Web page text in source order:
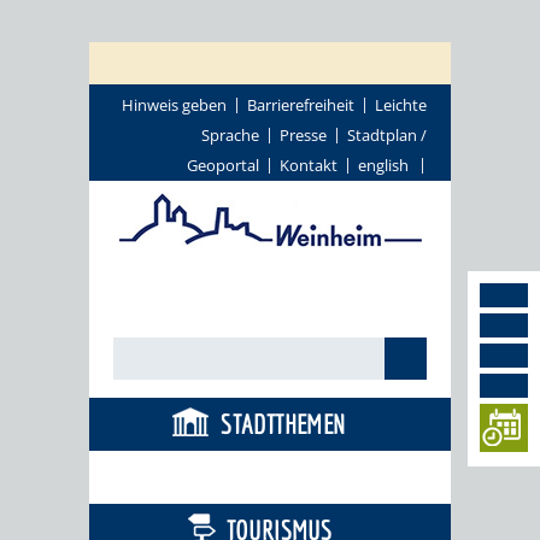
Hinweis geben Barrierefreiheit
Leichte
Sprache
Presse
Stadtplan /
Geoportal
Kontakt english
STADTTHEMEN
TOURISMUS